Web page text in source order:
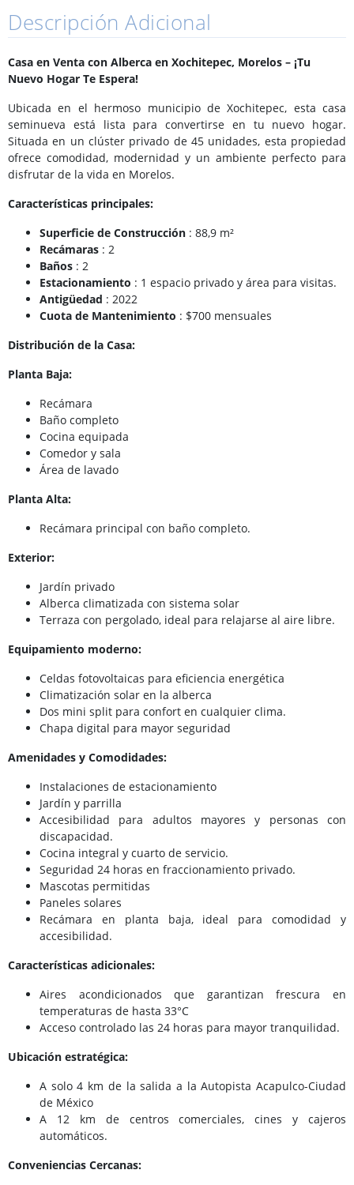
Descripción Adicional
Casa en Venta con Alberca en Xochitepec, Morelos – ¡Tu
Nuevo Hogar Te Espera!
Ubicada en el hermoso municipio de Xochitepec, esta casa
seminueva está lista para convertirse en tu nuevo hogar.
Situada en un clúster privado de 45 unidades, esta propiedad
ofrece comodidad, modernidad y un ambiente perfecto para
disfrutar de la vida en Morelos.
Características principales:
Superficie de Construcción : 88,9 m²
Recámaras : 2
Baños : 2
Estacionamiento : 1 espacio privado y área para visitas.
Antigüedad : 2022
Cuota de Mantenimiento : $700 mensuales
Distribución de la Casa:
Planta Baja:
Recámara
Baño completo
Cocina equipada
Comedor y sala
Área de lavado
Planta Alta:
Recámara principal con baño completo.
Exterior:
Jardín privado
Alberca climatizada con sistema solar
Terraza con pergolado, ideal para relajarse al aire libre.
Equipamiento moderno:
Celdas fotovoltaicas para eficiencia energética
Climatización solar en la alberca
Dos mini split para confort en cualquier clima.
Chapa digital para mayor seguridad
Amenidades y Comodidades:
Instalaciones de estacionamiento
Jardín y parrilla
Accesibilidad para adultos mayores y personas con
discapacidad.
Cocina integral y cuarto de servicio.
Seguridad 24 horas en fraccionamiento privado.
Mascotas permitidas
Paneles solares
Recámara en planta baja, ideal para comodidad y
accesibilidad.
Características adicionales:
Aires acondicionados que garantizan frescura en
temperaturas de hasta 33°C
Acceso controlado las 24 horas para mayor tranquilidad.
Ubicación estratégica:
A solo 4 km de la salida a la Autopista Acapulco-Ciudad
de México
A 12 km de centros comerciales, cines y cajeros
automáticos.
Conveniencias Cercanas: